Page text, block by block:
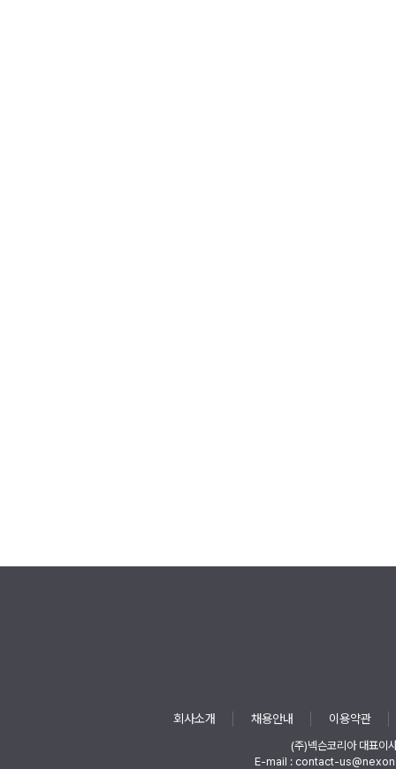
회사소개 채용안내 이용약관
(주)넥슨코리아 대표이
E-mail : contact-